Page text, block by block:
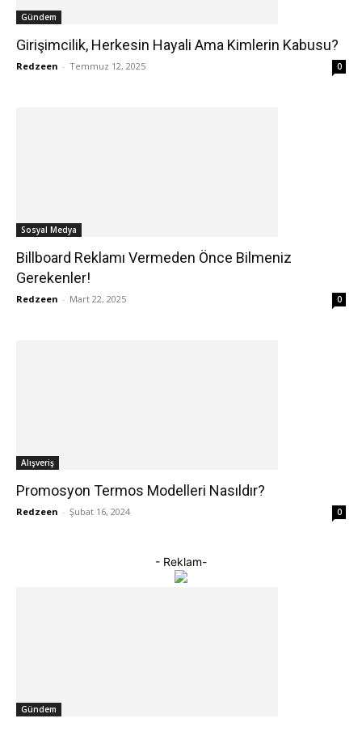
Gündem
Girişimcilik, Herkesin Hayali Ama Kimlerin Kabusu?
Redzeen - Temmuz 12, 2025 0
Sosyal Medya
Billboard Reklamı Vermeden Önce Bilmeniz
Gerekenler!
Redzeen - Mart 22, 2025 0
Alışveriş
Promosyon Termos Modelleri Nasıldır?
Redzeen - Şubat 16, 2024 0
- Reklam-
Gündem